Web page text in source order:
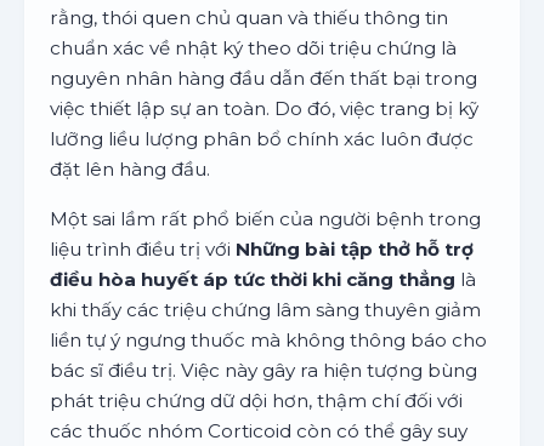
rằng, thói quen chủ quan và thiếu thông tin
chuẩn xác về nhật ký theo dõi triệu chứng là
nguyên nhân hàng đầu dẫn đến thất bại trong
việc thiết lập sự an toàn. Do đó, việc trang bị kỹ
lưỡng liều lượng phân bổ chính xác luôn được
đặt lên hàng đầu.
Một sai lầm rất phổ biến của người bệnh trong
liệu trình điều trị với Những bài tập thở hỗ trợ
điều hòa huyết áp tức thời khi căng thẳng là
khi thấy các triệu chứng lâm sàng thuyên giảm
liền tự ý ngưng thuốc mà không thông báo cho
bác sĩ điều trị. Việc này gây ra hiện tượng bùng
phát triệu chứng dữ dội hơn, thậm chí đối với
các thuốc nhóm Corticoid còn có thể gây suy